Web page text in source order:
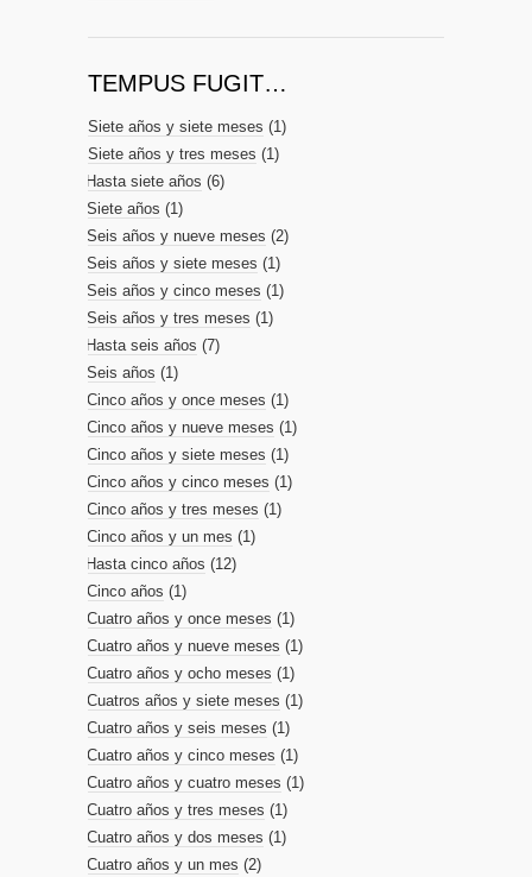
TEMPUS FUGIT…
Siete años y siete meses (1)
Siete años y tres meses (1)
Hasta siete años (6)
Siete años (1)
Seis años y nueve meses (2)
Seis años y siete meses (1)
Seis años y cinco meses (1)
Seis años y tres meses (1)
Hasta seis años (7)
Seis años (1)
Cinco años y once meses (1)
Cinco años y nueve meses (1)
Cinco años y siete meses (1)
Cinco años y cinco meses (1)
Cinco años y tres meses (1)
Cinco años y un mes (1)
Hasta cinco años (12)
Cinco años (1)
Cuatro años y once meses (1)
Cuatro años y nueve meses (1)
Cuatro años y ocho meses (1)
Cuatros años y siete meses (1)
Cuatro años y seis meses (1)
Cuatro años y cinco meses (1)
Cuatro años y cuatro meses (1)
Cuatro años y tres meses (1)
Cuatro años y dos meses (1)
Cuatro años y un mes (2)